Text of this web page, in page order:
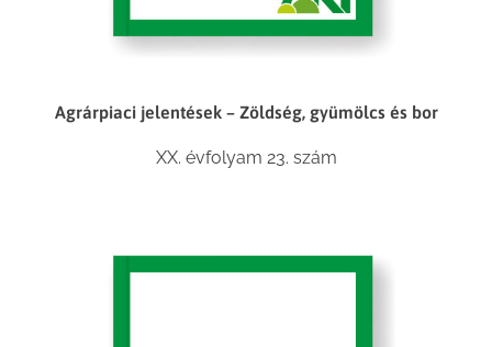
Agrárpiaci jelentések – Zöldség, gyümölcs és bor
XX. évfolyam 23. szám